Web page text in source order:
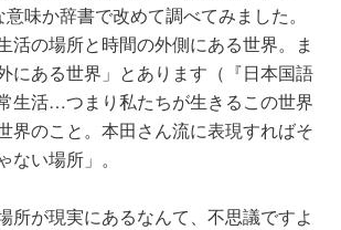
意味か辞書で改めて調べてみました。
活の場所と時間の外側にある世界。ま
にある世界」とあります（『日本国語
生活…つまり私たちが生きるこの世界
界のこと。本田さん流に表現すればそ
い場所」。
所が現実にあるなんて、不思議ですよ